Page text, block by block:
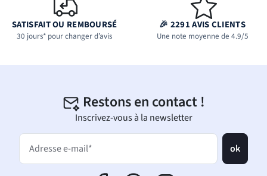
SATISFAIT OU REMBOURSÉ
30 jours* pour changer d’avis
🎉 2291 AVIS CLIENTS
Une note moyenne de 4.9/5
Restons en contact !
Inscrivez-vous à la newsletter
Adresse e-mail* ok